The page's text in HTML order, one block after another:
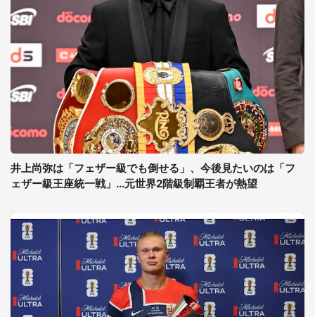
井上尚弥は「フェザー級でも倒せる」、今後見たいのは「フ
ェザー級王座統一戦」...元世界2階級制覇王者が熱望